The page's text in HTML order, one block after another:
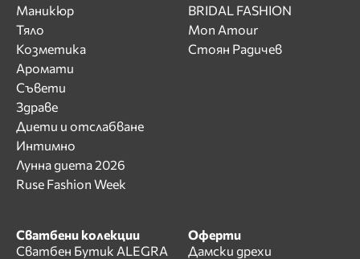
Маникюр
Тяло
Козметика
Аромати
Съвети
Здраве
Диети и отслабване
Интимно
Лунна диета 2026
Ruse Fashion Week
BRIDAL FASHION
Mon Amour
Стоян Радичев
Сватбени колекции
Сватбен Бутик ALEGRA
Оферти
Дамски дрехи